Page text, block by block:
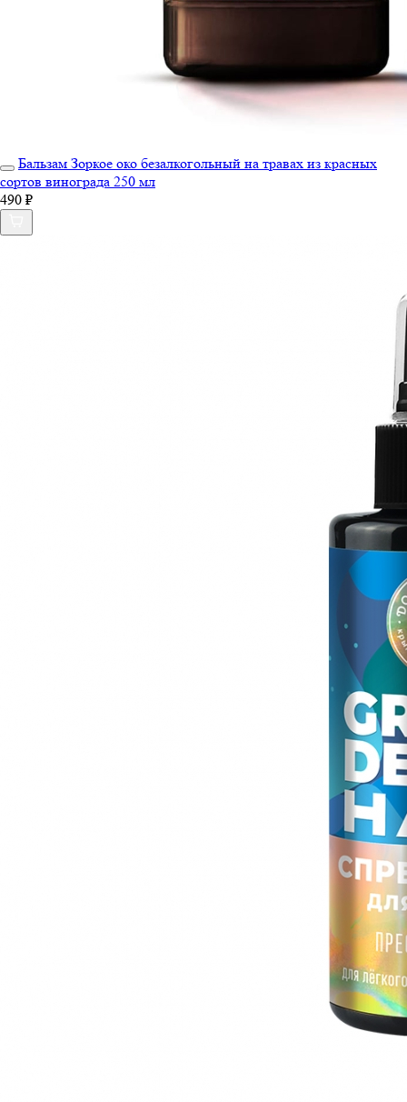
Бальзам Зоркое око безалкогольный на травах из красных
сортов винограда 250 мл
490 ₽